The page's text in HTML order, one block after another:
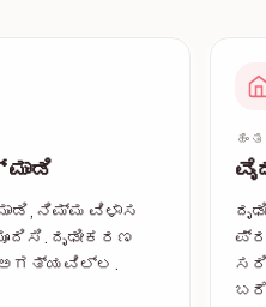
ಮಾಡಿ
ನಿಮ್ಮ ವಿಳಾಸ
ದೃಢೀಕರಣ
ಅಗತ್ಯವಿಲ್ಲ.